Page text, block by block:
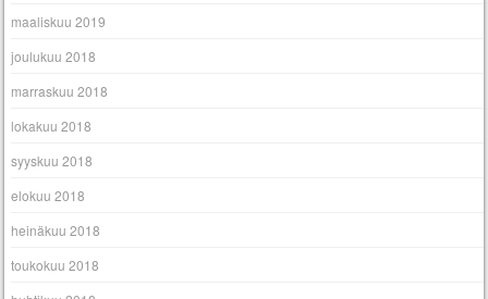
maaliskuu 2019
joulukuu 2018
marraskuu 2018
lokakuu 2018
syyskuu 2018
elokuu 2018
heinäkuu 2018
toukokuu 2018